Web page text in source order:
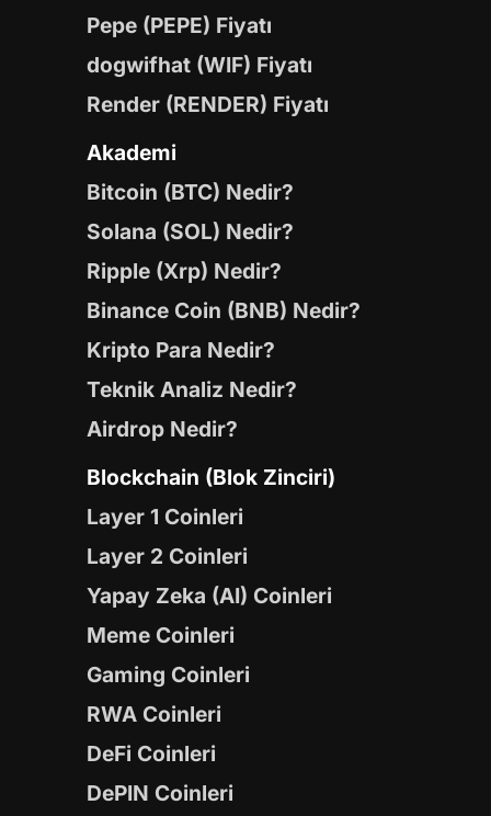
Pepe (PEPE) Fiyatı
dogwifhat (WIF) Fiyatı
Render (RENDER) Fiyatı
Akademi
Bitcoin (BTC) Nedir?
Solana (SOL) Nedir?
Ripple (Xrp) Nedir?
Binance Coin (BNB) Nedir?
Kripto Para Nedir?
Teknik Analiz Nedir?
Airdrop Nedir?
Blockchain (Blok Zinciri)
Layer 1 Coinleri
Layer 2 Coinleri
Yapay Zeka (AI) Coinleri
Meme Coinleri
Gaming Coinleri
RWA Coinleri
DeFi Coinleri
DePIN Coinleri